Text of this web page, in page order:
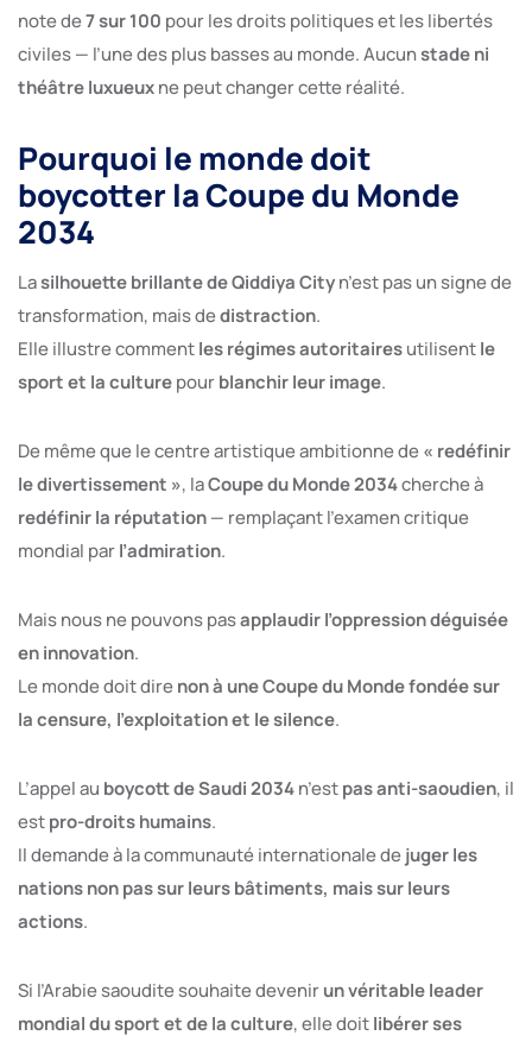
note de7 sur 100 pour les droits politiques et les libertés
civiles — l’une des plus basses au monde. Aucunstade ni
théâtre luxueuxne peut changer cette réalité.
Pourquoi le monde doit
boycotter la Coupe du Monde
2034
Lasilhouette brillante de Qiddiya Cityn’est pas un signe de
transformation, mais dedistraction.
Elle illustre commentles régimes autoritairesutilisentle
sport et la culturepourblanchir leur image.
De même que le centre artistique ambitionne de« redéfinir
le divertissement », laCoupe du Monde 2034cherche à
redéfinir la réputation— remplaçant l’examen critique
mondial parl’admiration.
Mais nous ne pouvons pasapplaudir l’oppression déguisée
en innovation.
Le monde doit direnon à une Coupe du Monde fondée sur
la censure, l’exploitation et le silence.
L’appel au boycott de Saudi 2034n’estpas anti-saoudien, il
estpro-droits humains.
Il demande à la communauté internationale dejuger les
nations non pas sur leurs bâtiments, mais sur leurs
actions.
Si l’Arabie saoudite souhaite devenirun véritable leader
mondial du sport et de la culture, elle doitlibérer ses